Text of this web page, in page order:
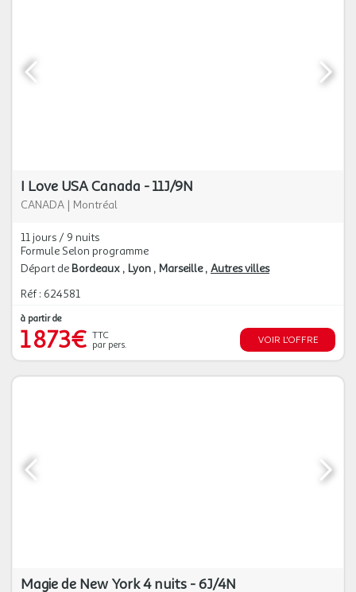
I Love USA Canada - 11J/9N
CANADA | Montréal
11 jours / 9 nuits
Formule Selon programme
Départ de Bordeaux Lyon Marseille Autres villes
Réf : 624581
à partir de
1 873€ TTC
par pers.
VOIR L'OFFRE
Magie de New York 4 nuits - 6J/4N